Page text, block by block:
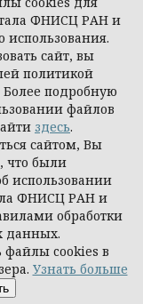
практика,
ФНИСЦ РАН и
использования.
сайт, вы
политикой
Более подробную
файлов
здесь.
сайтом, Вы
что были
использовании
ФНИСЦ РАН и
обработки
данных.
cookies в
Узнать больше